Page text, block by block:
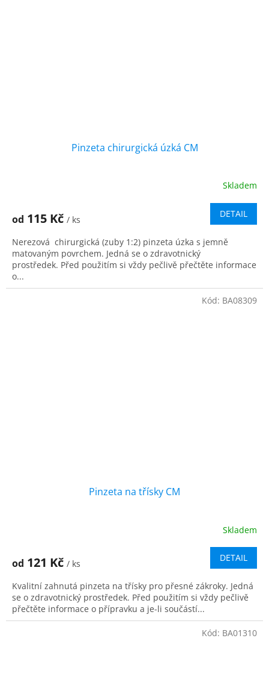
Pinzeta chirurgická úzká CM
Skladem
od 115 Kč / ks
DETAIL
Nerezová chirurgická (zuby 1:2) pinzeta úzka s jemně
matovaným povrchem. Jedná se o zdravotnický
prostředek. Před použitím si vždy pečlivě přečtěte informace
o...
Pinzeta na třísky CM
Skladem
od 121 Kč / ks
DETAIL
Kvalitní zahnutá pinzeta na třísky pro přesné zákroky. Jedná
se o zdravotnický prostředek. Před použitím si vždy pečlivě
přečtěte informace o přípravku a je-li součástí...
Kód: BA08309
Kód: BA01310